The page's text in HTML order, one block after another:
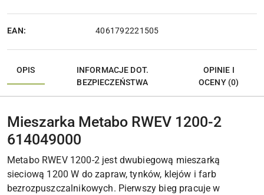
EAN: 4061792221505
OPIS
INFORMACJE DOT.
BEZPIECZEŃSTWA
OPINIE I
OCENY (0)
Mieszarka Metabo RWEV 1200-2
614049000
Metabo RWEV 1200-2 jest dwubiegową mieszarką
sieciową 1200 W do zapraw, tynków, klejów i farb
bezrozpuszczalnikowych. Pierwszy bieg pracuje w